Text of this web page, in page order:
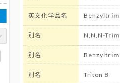
英文化学品名
別名 N,N,N-
別名
別名 Triton B